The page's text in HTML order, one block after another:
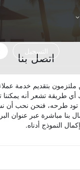
التسجيل
اتصل بنا
بتقديم خدمة
أي طريقة تشعر أنه
تود طرحه، فنحن نحب أن
مباشرة عبر عنوان
النموذج أدناه.